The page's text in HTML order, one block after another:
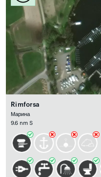
Rimforsa
Марина
9.6 nm S